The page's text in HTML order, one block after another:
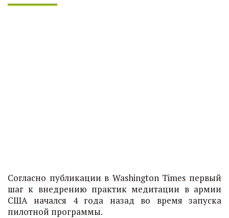
Согласно публикации в Washington Times первый
шаг к внедрению практик медитации в армии
США начался 4 года назад во время запуска
пилотной программы.